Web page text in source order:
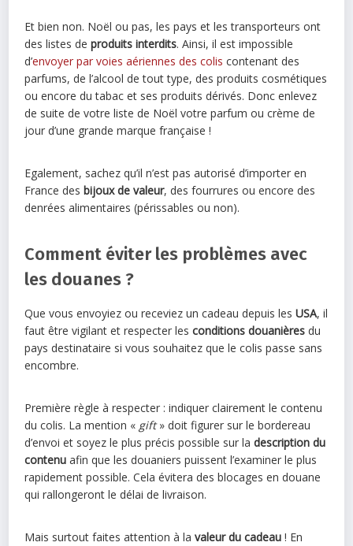
Et bien non. Noël ou pas, les pays et les transporteurs ont
des listes deproduits interdits. Ainsi, il est impossible
d’envoyer par voies aériennes des colis contenant des
parfums, de l’alcool de tout type, des produits cosmétiques
ou encore du tabac et ses produits dérivés. Donc enlevez
de suite de votre liste de Noël votre parfum ou crème de
jour d’une grande marque française !
Egalement, sachez qu’il n’est pas autorisé d’importer en
France desbijoux de valeur, des fourrures ou encore des
denrées alimentaires (périssables ou non).
Comment éviter les problèmes avec
les douanes ?
Que vous envoyiez ou receviez un cadeau depuis lesUSA, il
faut être vigilant et respecter lesconditions douanières du
pays destinataire si vous souhaitez que le colis passe sans
encombre.
Première règle à respecter : indiquer clairement le contenu
du colis. La mention « gift» doit figurer sur le bordereau
d’envoi et soyez le plus précis possible sur ladescription du
contenu afin que les douaniers puissent l’examiner le plus
rapidement possible. Cela évitera des blocages en douane
qui rallongeront le délai de livraison.
Mais surtout faites attention à lavaleur du cadeau ! En